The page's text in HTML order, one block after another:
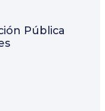
Pública